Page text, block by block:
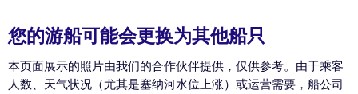
您的游船可能会更换为其他船只
本页面展示的照片由我们的合作伙伴提供，仅供参考。由于乘客
人数、天气状况（尤其是塞纳河水位上涨）或运营需要，船公司